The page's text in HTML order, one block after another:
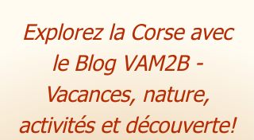
Explorez la Corse avec
le Blog VAM2B -
Vacances, nature,
activités et découverte!